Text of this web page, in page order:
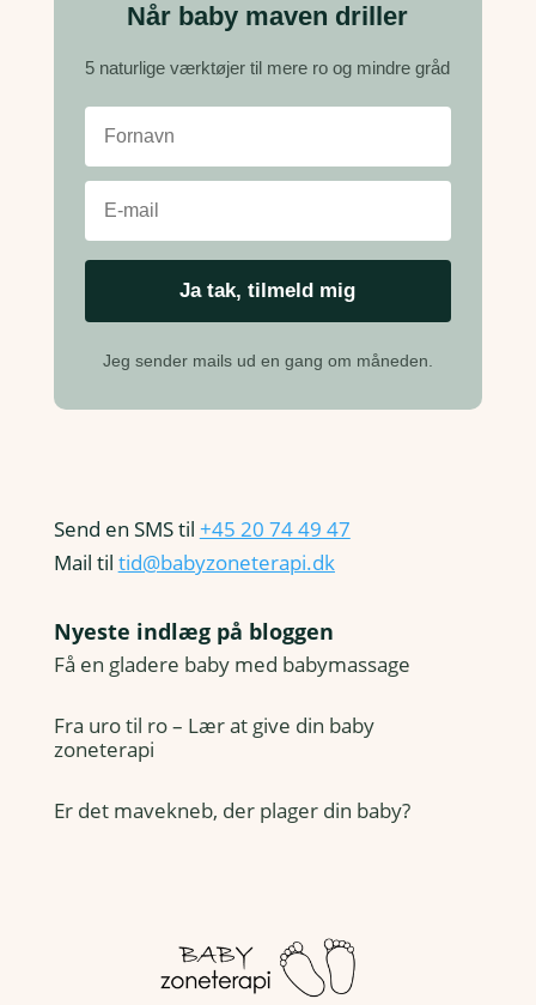
Når baby maven driller
5 naturlige værktøjer til mere ro og mindre gråd
Jeg sender mails ud en gang om måneden.
Send en SMS til +45 20 74 49 47
Mail til tid@babyzoneterapi.dk
Nyeste indlæg på bloggen
Få en gladere baby med babymassage
Fra uro til ro – Lær at give din baby
zoneterapi
Er det mavekneb, der plager din baby?